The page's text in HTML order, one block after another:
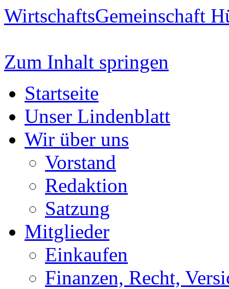
WirtschaftsGemeinschaft
Zum Inhalt springen
Startseite
Unser Lindenblatt
Wir über uns
Vorstand
Redaktion
Satzung
Mitglieder
Einkaufen
Finanzen, Recht,